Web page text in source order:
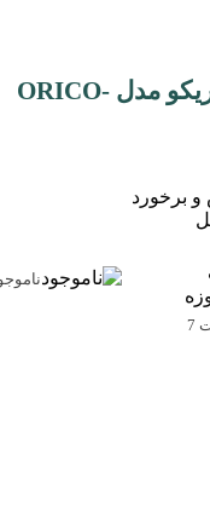
کیف هارد دیسک اکسترنال اوریکو مدل ORICO-
برخورد
ضمانت بازگشت 7